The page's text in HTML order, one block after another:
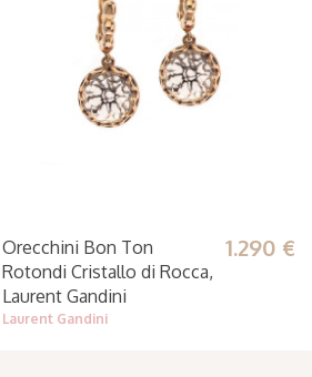
Orecchini Bon Ton
Rotondi Cristallo di Rocca,
Laurent Gandini
Laurent Gandini
1.290 €